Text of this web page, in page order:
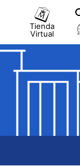
Tienda
Virtual